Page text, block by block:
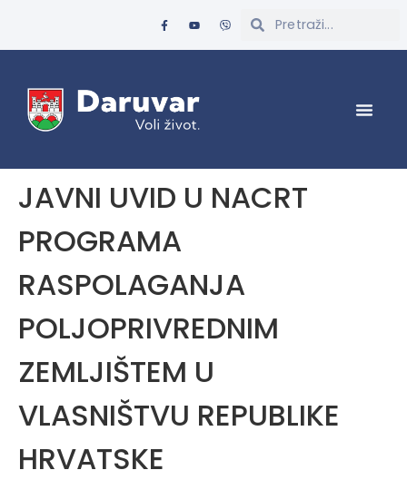
JAVNI UVID U NACRT
PROGRAMA
RASPOLAGANJA
POLJOPRIVREDNIM
ZEMLJIŠTEM U
VLASNIŠTVU REPUBLIKE
HRVATSKE